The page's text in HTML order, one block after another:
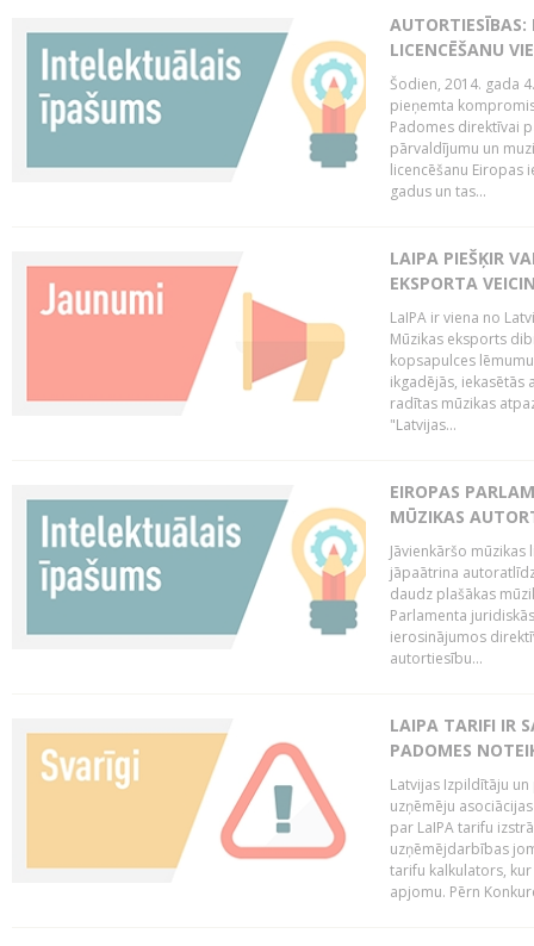
AUTORTIESĪBAS:
LICENCĒŠANU
Šodien, 2014. gada
pieņemta
Padomes direktīvai
pārvaldījumu un
licencēšanu Eiropas
gadus un tas...
LAIPA PIEŠĶIR
EKSPORTA
LaIPA ir viena no
Mūzikas eksports
kopsapulces
ikgadējās, iekasētās
radītas mūzikas
"Latvijas...
EIROPAS
MŪZIKAS
Jāvienkāršo
jāpaātrina
daudz plašākas
Parlamenta
ierosinājumos
autortiesību...
LAIPA TARIFI IR
PADOMES
Latvijas Izpildītāju
uzņēmēju
par LaIPA tarifu
uzņēmējdarbības
tarifu kalkulators,
apjomu. Pērn